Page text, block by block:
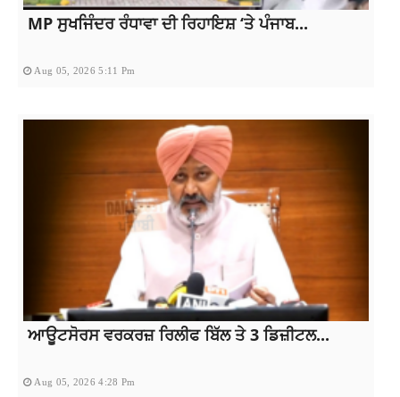
MP ਸੁਖਜਿੰਦਰ ਰੰਧਾਵਾ ਦੀ ਰਿਹਾਇਸ਼ ‘ਤੇ ਪੰਜਾਬ...
Aug 05, 2026 5:11 Pm
ਆਊਟਸੋਰਸ ਵਰਕਰਜ਼ ਰਿਲੀਫ ਬਿੱਲ ਤੇ 3 ਡਿਜ਼ੀਟਲ...
Aug 05, 2026 4:28 Pm